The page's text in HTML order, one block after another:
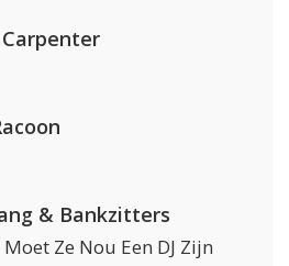
& Bankzitters
Ze Nou Een DJ Zijn